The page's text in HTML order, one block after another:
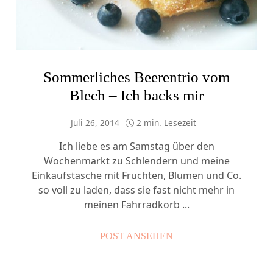
Sommerliches Beerentrio vom
Blech – Ich backs mir
Juli 26, 2014 2 min. Lesezeit
Ich liebe es am Samstag über den
Wochenmarkt zu Schlendern und meine
Einkaufstasche mit Früchten, Blumen und Co.
so voll zu laden, dass sie fast nicht mehr in
meinen Fahrradkorb ...
POST ANSEHEN